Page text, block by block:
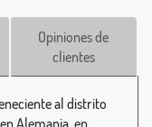
Opiniones de
clientes
al distrito